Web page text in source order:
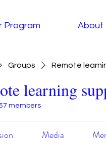
Program About
Groups Remote
learning
members
Media